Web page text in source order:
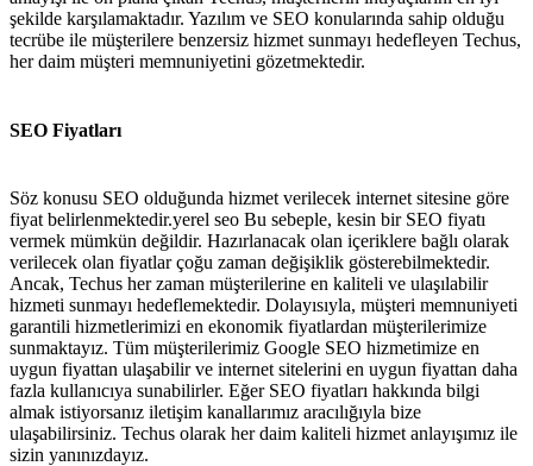
şekilde karşılamaktadır. Yazılım ve SEO konularında sahip olduğu
tecrübe ile müşterilere benzersiz hizmet sunmayı hedefleyen Techus,
her daim müşteri memnuniyetini gözetmektedir.
SEO Fiyatları
Söz konusu SEO olduğunda hizmet verilecek internet sitesine göre
fiyat belirlenmektedir.yerel seo Bu sebeple, kesin bir SEO fiyatı
vermek mümkün değildir. Hazırlanacak olan içeriklere bağlı olarak
verilecek olan fiyatlar çoğu zaman değişiklik gösterebilmektedir.
Ancak, Techus her zaman müşterilerine en kaliteli ve ulaşılabilir
hizmeti sunmayı hedeflemektedir. Dolayısıyla, müşteri memnuniyeti
garantili hizmetlerimizi en ekonomik fiyatlardan müşterilerimize
sunmaktayız. Tüm müşterilerimiz Google SEO hizmetimize en
uygun fiyattan ulaşabilir ve internet sitelerini en uygun fiyattan daha
fazla kullanıcıya sunabilirler. Eğer SEO fiyatları hakkında bilgi
almak istiyorsanız iletişim kanallarımız aracılığıyla bize
ulaşabilirsiniz. Techus olarak her daim kaliteli hizmet anlayışımız ile
sizin yanınızdayız.